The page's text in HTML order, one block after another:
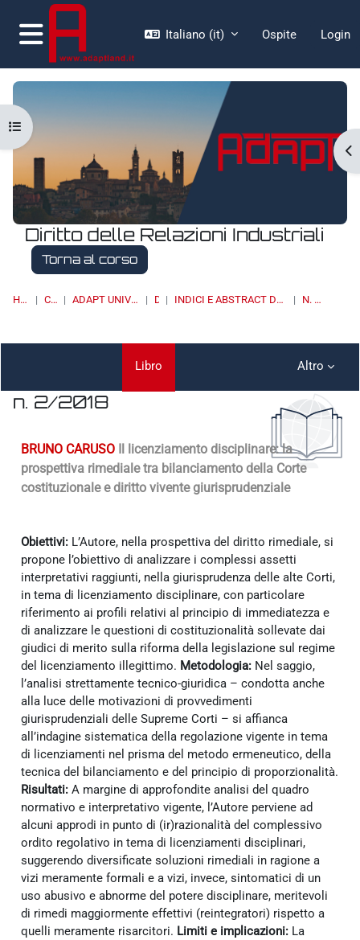
Vai al contenuto principale
Pannello laterale
Italiano ‎(it)‎ Ospite Login
Diritto delle Relazioni Industriali
Torna al corso
HOME CORSI ADAPT UNIVERSITY PRESS DRI INDICI E ABSTRACT DEI NUMERI PUBBLICATI N. 2/2018
Apri indice del corso
Libro Altro
n. 2/2018
BRUNO CARUSO Il licenziamento disciplinare: la
prospettiva rimediale tra bilanciamento della Corte
costituzionale e diritto vivente giurisprudenziale
Obiettivi: L’Autore, nella prospettiva del diritto rimediale, si
propone l’obiettivo di analizzare i complessi assetti
interpretativi raggiunti, nella giurisprudenza delle alte Corti,
in tema di licenziamento disciplinare, con particolare
riferimento ai profili relativi al principio di immediatezza e
di analizzare le questioni di costituzionalità sollevate dai
giudici di merito sulla riforma della legislazione sul regime
del licenziamento illegittimo. Metodologia: Nel saggio,
l’analisi strettamente tecnico-giuridica – condotta anche
alla luce delle motivazioni di provvedimenti
giurisprudenziali delle Supreme Corti – si affianca
all’indagine sistematica della regolazione vigente in tema
di licenziamenti nel prisma del metodo ermeneutico, della
tecnica del bilanciamento e del principio di proporzionalità.
Risultati: A margine di approfondite analisi del quadro
normativo e interpretativo vigente, l’Autore perviene ad
alcuni approdi in punto di (ir)razionalità del complessivo
ordito regolativo in tema di licenziamenti disciplinari,
suggerendo diversificate soluzioni rimediali in ragione a
vizi meramente formali e a vizi, invece, sintomatici di un
uso abusivo e abnorme del potere disciplinare, meritevoli
di rimedi maggiormente effettivi (reintegratori) rispetto a
quelli meramente risarcitori. Limiti e implicazioni: La